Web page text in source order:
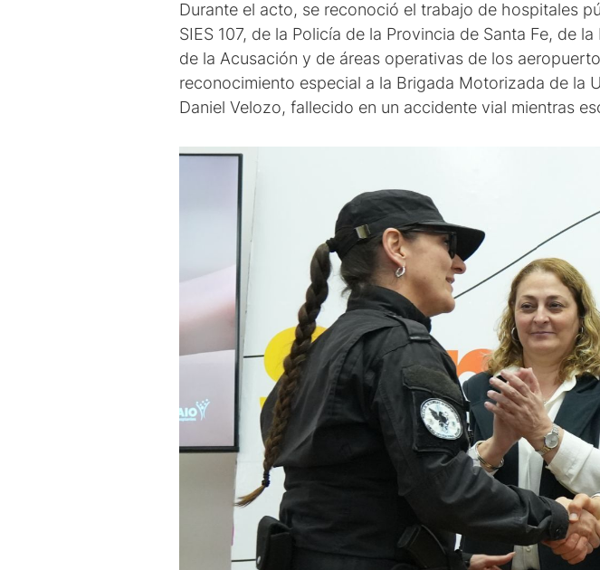
Durante el acto, se reconoció el trabajo de hospitales
SIES 107, de la Policía de la Provincia de Santa Fe, de
de la Acusación y de áreas operativas de los
reconocimiento especial a la Brigada Motorizada de la
Daniel Velozo, fallecido en un accidente vial mientras